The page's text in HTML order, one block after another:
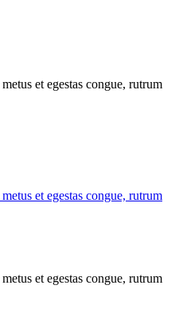
et egestas congue, rutrum
et egestas congue, rutrum
et egestas congue, rutrum